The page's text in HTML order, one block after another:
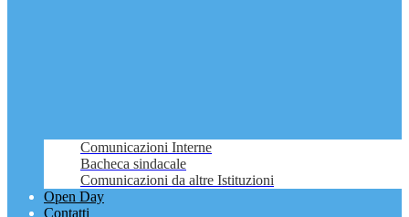
Comunicazioni Interne
Bacheca sindacale
Comunicazioni da altre Istituzioni
Open Day
Contatti